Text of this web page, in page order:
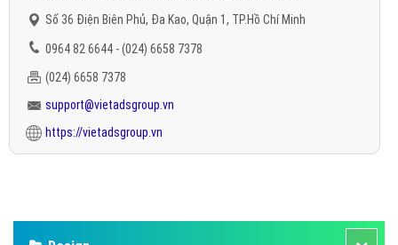
Số 36 Điện Biên Phủ, Đa Kao, Quận 1, TP.Hồ Chí Minh
0964 82 6644 - (024) 6658 7378
(024) 6658 7378
support@vietadsgroup.vn
https://vietadsgroup.vn